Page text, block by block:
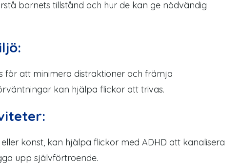
barnets tillstånd och hur de kan ge nödvändig
för att minimera distraktioner och främja
kan hjälpa flickor att trivas.
konst, kan hjälpa flickor med ADHD att kanalisera
upp självförtroende.